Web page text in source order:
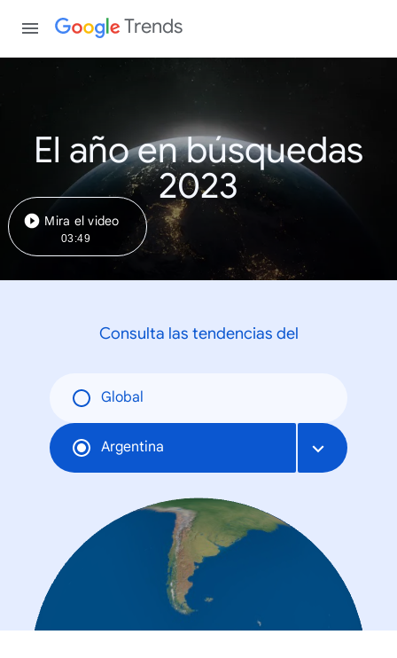
Trends
El año en búsquedas
2023
Mira el video
03:49
Consulta las tendencias del
Global
Argentina